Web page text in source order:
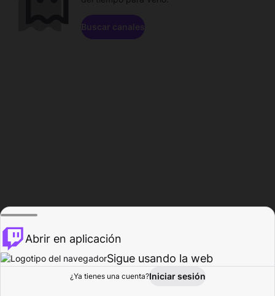
Explorar Actividad
Buscar canales
Abrir en aplicación
Sigue usando la web
¿Ya tienes una cuenta?Iniciar sesión